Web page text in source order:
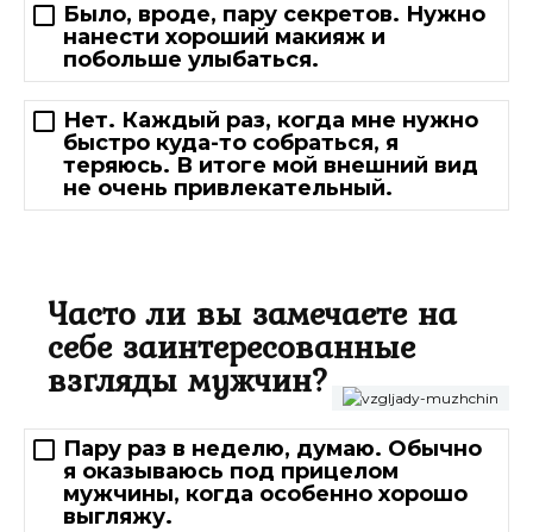
Было, вроде, пару секретов. Нужно
нанести хороший макияж и
побольше улыбаться.
Нет. Каждый раз, когда мне нужно
быстро куда-то собраться, я
теряюсь. В итоге мой внешний вид
не очень привлекательный.
Часто ли вы замечаете на
себе заинтересованные
взгляды мужчин?
Пару раз в неделю, думаю. Обычно
я оказываюсь под прицелом
мужчины, когда особенно хорошо
выгляжу.